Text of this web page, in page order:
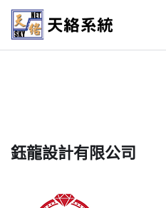
鈺龍設計有限公司